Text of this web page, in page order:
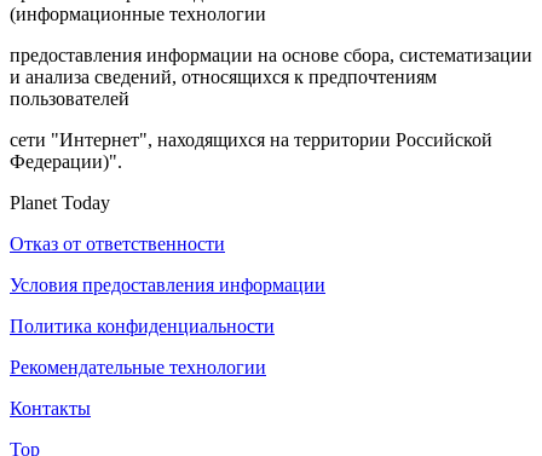
(информационные технологии
предоставления информации на основе сбора, систематизации
и анализа сведений, относящихся к предпочтениям
пользователей
сети "Интернет", находящихся на территории Российской
Федерации)".
Planet Today
Отказ от ответственности
Условия предоставления информации
Политика конфиденциальности
Рекомендательные технологии
Контакты
Top